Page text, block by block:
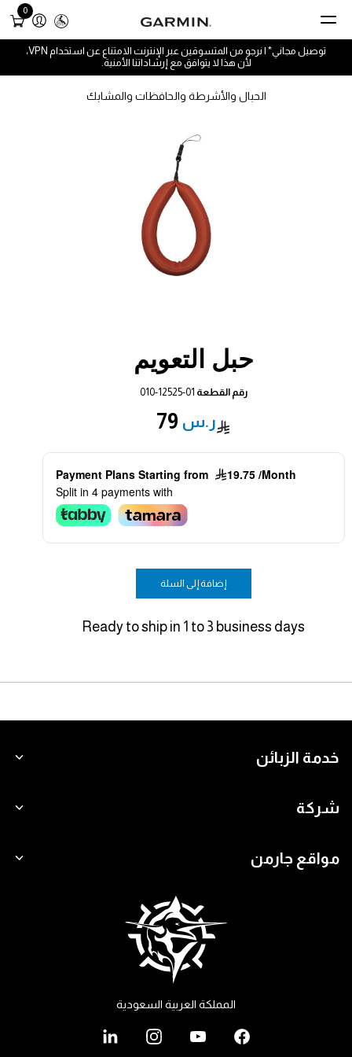
0
توصيل مجاني* | نرجو من المتسوقين عبر الإنترنت الامتناع عن استخدام VPN،
لأن هذا لا يتوافق مع إرشاداتنا الأمنية.
الحبال والأشرطة والحافظات والمشابك
حبل التعويم
رقم القطعة 010-12525-01
79
Payment Plans Starting from
19.75 /Month
Split in 4 payments with
إضافة إلى السلة
Ready to ship in 1 to 3 business days
خدمة الزبائن
شركة
مواقع جارمن
المملكة العربية السعودية